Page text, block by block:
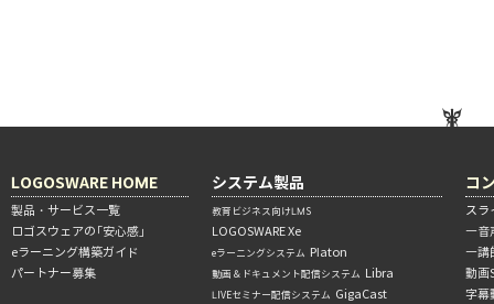
LOGOSWARE HOME
製品・サービス一覧
ロゴスウェアの「安心感」
eラーニング構築ガイド
パートナー募集
システム製品
教育ビジネス向けLMS
LOGOSWARE Xe
eラーニングシステム Platon
動画＆ドキュメント配信システム Libra
LIVEセミナー配信システム GigaCast
コ
ス
―音
―講
動画
字幕